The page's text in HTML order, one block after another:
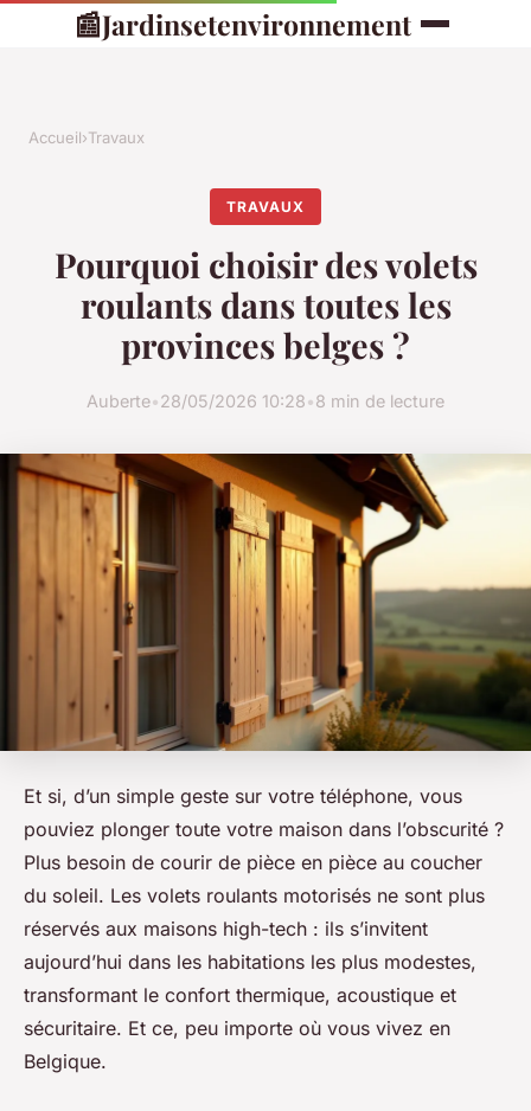
📰Jardinsetenvironnement
Accueil›Travaux
TRAVAUX
Pourquoi choisir des volets
roulants dans toutes les
provinces belges ?
Auberte•28/05/2026 10:28•8 min de lecture
Et si, d’un simple geste sur votre téléphone, vous
pouviez plonger toute votre maison dans l’obscurité ?
Plus besoin de courir de pièce en pièce au coucher
du soleil. Les volets roulants motorisés ne sont plus
réservés aux maisons high-tech : ils s’invitent
aujourd’hui dans les habitations les plus modestes,
transformant le confort thermique, acoustique et
sécuritaire. Et ce, peu importe où vous vivez en
Belgique.